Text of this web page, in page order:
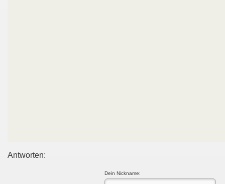
Antworten:
Dein Nickname: